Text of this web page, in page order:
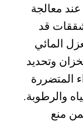
معالجة
قد
المائي
وتحديد
المتضررة
والرطوبة.
منع